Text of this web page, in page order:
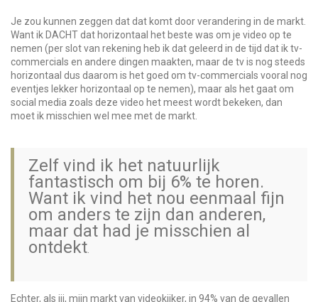
Je zou kunnen zeggen dat dat komt door verandering in de markt.
Want ik DACHT dat horizontaal het beste was om je video op te
nemen (per slot van rekening heb ik dat geleerd in de tijd dat ik tv-
commercials en andere dingen maakten, maar de tv is nog steeds
horizontaal dus daarom is het goed om tv-commercials vooral nog
eventjes lekker horizontaal op te nemen), maar als het gaat om
social media zoals deze video het meest wordt bekeken, dan
moet ik misschien wel mee met de markt.
Zelf vind ik het natuurlijk
fantastisch om bij 6% te horen.
Want ik vind het nou eenmaal fijn
om anders te zijn dan anderen,
maar dat had je misschien al
ontdekt
Echter, als jij, mijn markt van videokijker, in 94% van de gevallen